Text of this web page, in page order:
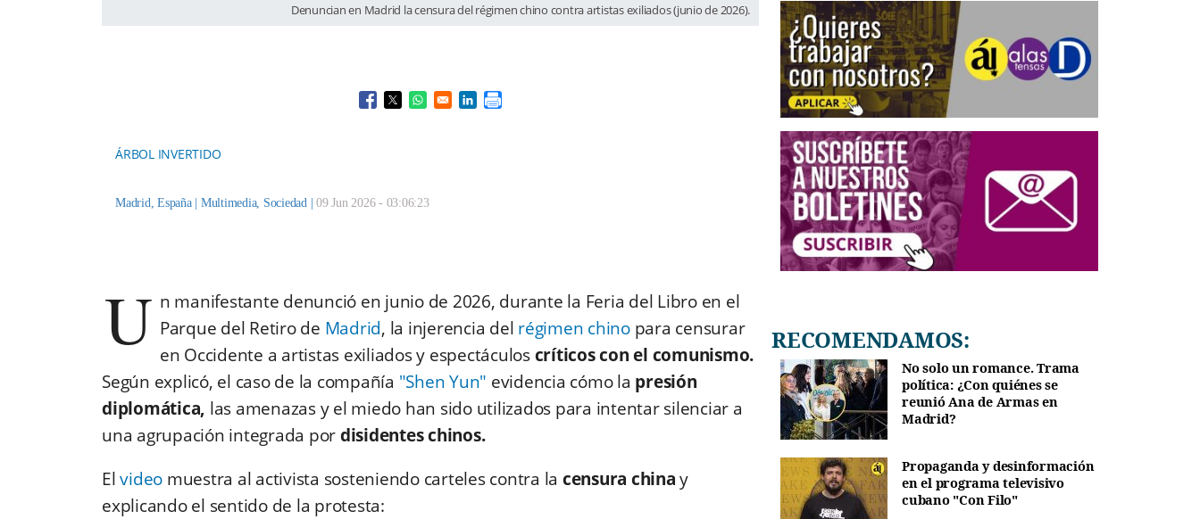
Denuncian en Madrid la censura del régimen chino contra artistas exiliados (junio de 2026).
Opens in a new window
Opens in a new window
Opens in a new window
Opens in a new window
ÁRBOL INVERTIDO
Multimedia, Sociedad 09 Jun 2026 - 03:06:23
U n manifestante denunció en junio de 2026, durante la Feria del Libro en el
Parque del Retiro de Madrid, la injerencia del régimen chinopara censurar
en Occidente a artistas exiliados y espectáculoscríticos con el comunismo.
Según explicó, el caso de la compañía "Shen Yun" evidencia cómo la presión
diplomática, las amenazas y el miedo han sido utilizados para intentar silenciar a
una agrupación integrada pordisidentes chinos.
Elvideo muestra al activista sosteniendo carteles contra la censura chinay
explicando el sentido de la protesta:
RECOMENDAMOS:
No solo un romance. Trama
política: ¿Con quiénes se
reunió Ana de Armas en
Madrid?
Propaganda y desinformación
en el programa televisivo
cubano "Con Filo"